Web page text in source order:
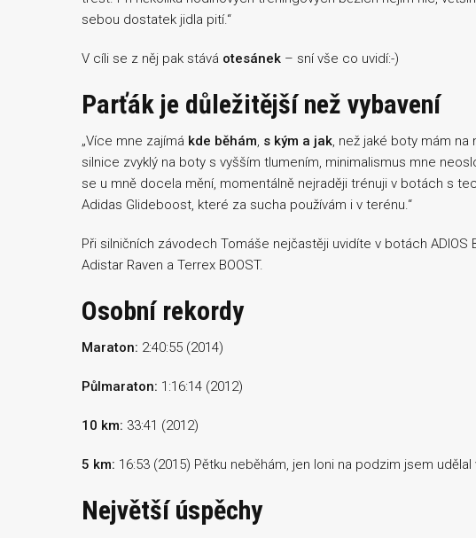
sebou dostatek jidla pití.“
V cíli se z něj pak stává otesánek – sní vše co uvidí:-)
Parťák je důležitější než vybavení
„Více mne zajímá kde běhám, s kým a jak, než jaké boty mám
silnice zvyklý na boty s vyšším tlumením, minimalismus mne
se u mně docela mění, momentálně nejraději trénuji v botách s
Adidas Glideboost, které za sucha používám i v terénu.“
Při silničních závodech Tomáše nejčastěji uvidíte v botách ADIOS
Adistar Raven a Terrex BOOST.
Osobní rekordy
Maraton: 2:40:55 (2014)
Půlmaraton: 1:16:14 (2012)
10 km: 33:41 (2012)
5 km: 16:53 (2015) Pětku neběhám, jen loni na podzim jsem udělal
Největší úspěchy